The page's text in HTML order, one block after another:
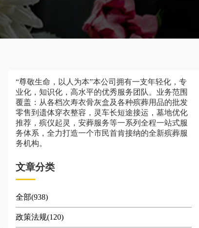
“尊敬生命，以人为本”本公司拥有一支年轻化，专
业化，知识化，高水平的优秀服务团队。业务范围
覆盖：从各档次寿衣骨灰盒及各种殡葬用品的批发
零售到遗体穿衣整容，灵车长短途接运，墓地优化
推荐，殡仪起灵，安葬服务等一系列全程一站式服
务体系，全力打造一个市民首肯接纳的全新殡葬服
务机构。
文章分类
全部(938)
政策法规(120)